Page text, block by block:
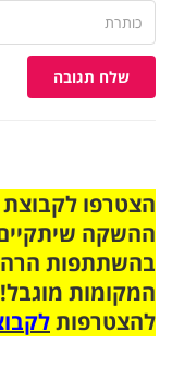
שלח תגובה
ההשקה
בהשתתפות
המקומות
להצטרפות